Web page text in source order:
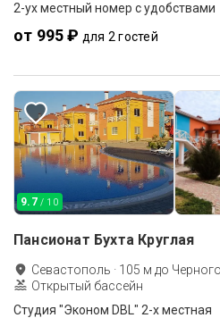
2-ух местный номер с удобствами
от 995 ₽ для 2 гостей
9.7 / 10
Пансионат Бухта Круглая
Севастополь · 105 м до
Открытый бассейн
Студия "Эконом DBL" 2-х местная